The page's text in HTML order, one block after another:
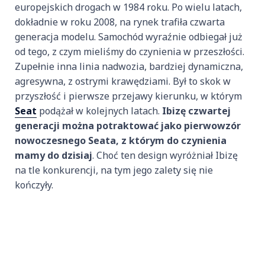
europejskich drogach w 1984 roku. Po wielu latach,
dokładnie w roku 2008, na rynek trafiła czwarta
generacja modelu. Samochód wyraźnie odbiegał już
od tego, z czym mieliśmy do czynienia w przeszłości.
Zupełnie inna linia nadwozia, bardziej dynamiczna,
agresywna, z ostrymi krawędziami. Był to skok w
przyszłość i pierwsze przejawy kierunku, w którym
Seat podążał w kolejnych latach. Ibizę czwartej
generacji można potraktować jako pierwowzór
nowoczesnego Seata, z którym do czynienia
mamy do dzisiaj. Choć ten design wyróżniał Ibizę
na tle konkurencji, na tym jego zalety się nie
kończyły.